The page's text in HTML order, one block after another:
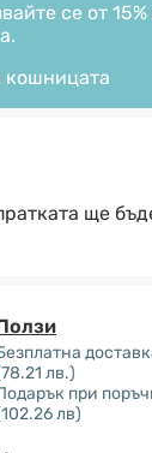
се от 15%
кошницата
ще
лв.)
при
лв)